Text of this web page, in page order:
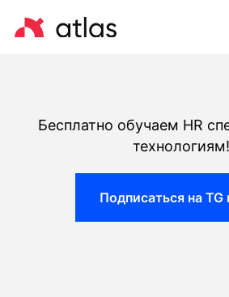
Бесплатно обучаем HR
технологиям!
Подписаться на TG